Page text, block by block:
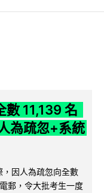
數 11,139 名
為疏忽+系統
因人為疏忽向全數
郵，令大批考生一度